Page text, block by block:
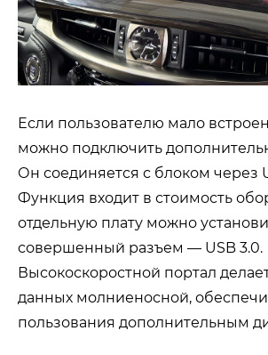
Если пользователю мало
можно подключить
Он соединяется с блоком через
Функция входит в стоимость
отдельную плату можно
совершенный разъем — USB 3.0.
Высокоскоростной портал
данных молниеносной,
пользования дополнительным